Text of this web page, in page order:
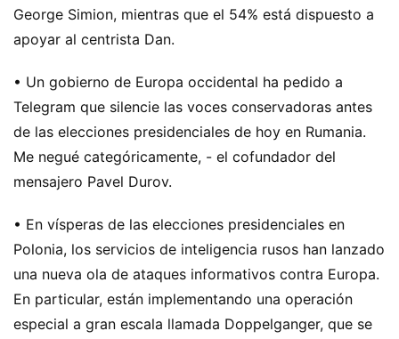
George Simion, mientras que el 54% está dispuesto a
apoyar al centrista Dan.
• Un gobierno de Europa occidental ha pedido a
Telegram que silencie las voces conservadoras antes
de las elecciones presidenciales de hoy en Rumania.
Me negué categóricamente, - el cofundador del
mensajero Pavel Durov.
• En vísperas de las elecciones presidenciales en
Polonia, los servicios de inteligencia rusos han lanzado
una nueva ola de ataques informativos contra Europa.
En particular, están implementando una operación
especial a gran escala llamada Doppelganger, que se